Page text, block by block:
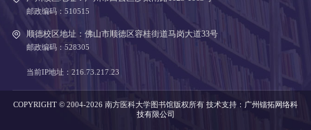
邮政编码：510515
顺德校区地址：佛山市顺德区容桂街道马岗大道33号
邮政编码：528305
当前IP地址：216.73.217.23
COPYRIGHT © 2004-2026 南方医科大学图书馆版权所有 技术支持： 广州镭拓网络科
技有限公司